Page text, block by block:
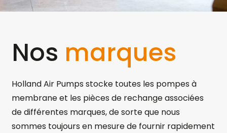
Nos marques
Holland Air Pumps stocke toutes les pompes à
membrane et les pièces de rechange associées
de différentes marques, de sorte que nous
sommes toujours en mesure de fournir rapidement